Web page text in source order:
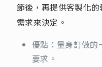
節後，再提供客製化
需求來決定。
優點：量身訂做的
要求。